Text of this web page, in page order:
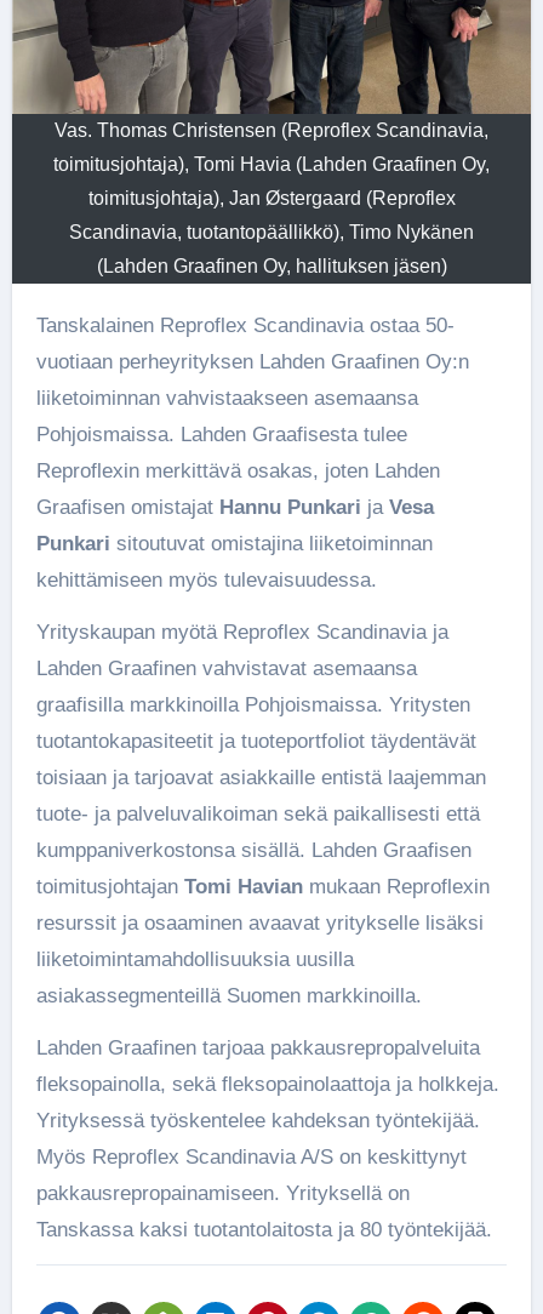
Vas. Thomas Christensen (Reproflex Scandinavia,
toimitusjohtaja), Tomi Havia (Lahden Graafinen Oy,
toimitusjohtaja), Jan Østergaard (Reproflex
Scandinavia, tuotantopäällikkö), Timo Nykänen
(Lahden Graafinen Oy, hallituksen jäsen)
Tanskalainen Reproflex Scandinavia ostaa 50-
vuotiaan perheyrityksen Lahden Graafinen Oy:n
liiketoiminnan vahvistaakseen asemaansa
Pohjoismaissa. Lahden Graafisesta tulee
Reproflexin merkittävä osakas, joten Lahden
Graafisen omistajat Hannu Punkari jaVesa
Punkari sitoutuvat omistajina liiketoiminnan
kehittämiseen myös tulevaisuudessa.
Yrityskaupan myötä Reproflex Scandinavia ja
Lahden Graafinen vahvistavat asemaansa
graafisilla markkinoilla Pohjoismaissa. Yritysten
tuotantokapasiteetit ja tuoteportfoliot täydentävät
toisiaan ja tarjoavat asiakkaille entistä laajemman
tuote- ja palveluvalikoiman sekä paikallisesti että
kumppaniverkostonsa sisällä. Lahden Graafisen
toimitusjohtajan Tomi Havianmukaan Reproflexin
resurssit ja osaaminen avaavat yritykselle lisäksi
liiketoimintamahdollisuuksia uusilla
asiakassegmenteillä Suomen markkinoilla.
Lahden Graafinen tarjoaa pakkausrepropalveluita
fleksopainolla, sekä fleksopainolaattoja ja holkkeja.
Yrityksessä työskentelee kahdeksan työntekijää.
Myös Reproflex Scandinavia A/S on keskittynyt
pakkausrepropainamiseen. Yrityksellä on
Tanskassa kaksi tuotantolaitosta ja 80 työntekijää.